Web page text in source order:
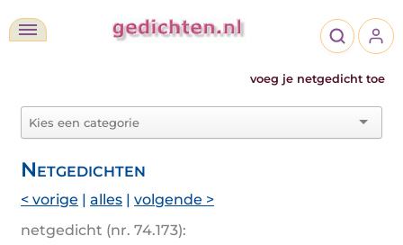
voeg je netgedicht toe
Netgedichten
< vorige | alles | volgende >
netgedicht (nr. 74.173):